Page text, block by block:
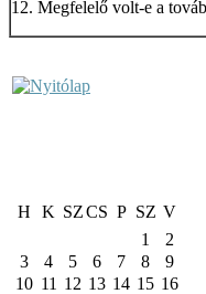
12. Megfelelő volt-e a
H K SZCS P SZ V
1
2
3
4 5 6 7 8
9
10 11 12 13 14 15 16